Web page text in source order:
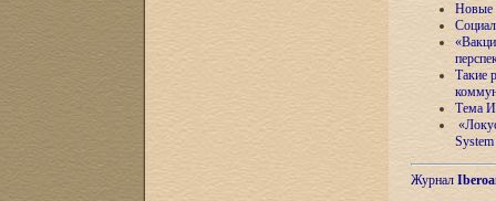
Новые
Такие
Тема
Журнал